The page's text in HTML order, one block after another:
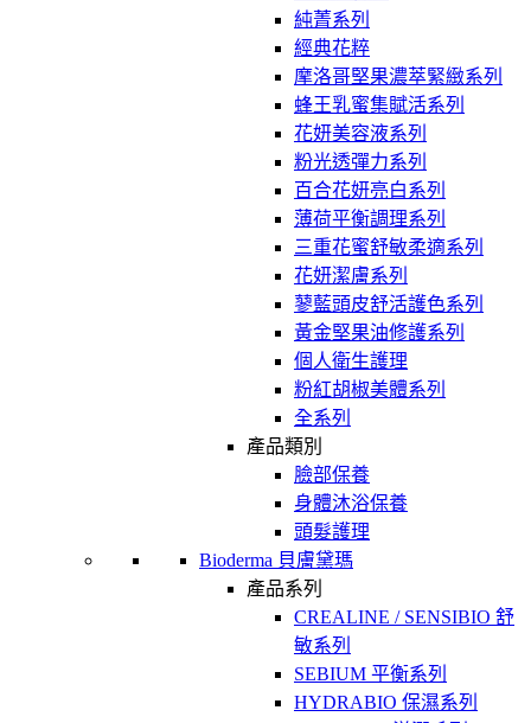
純菁系列
經典花粹
摩洛哥堅果濃萃緊緻系列
蜂王乳蜜集賦活系列
花妍美容液系列
粉光透彈力系列
百合花妍亮白系列
薄荷平衡調理系列
三重花蜜舒敏柔適系列
花妍潔膚系列
蓼藍頭皮舒活護色系列
黃金堅果油修護系列
個人衛生護理
粉紅胡椒美體系列
全系列
產品類別
臉部保養
身體沐浴保養
頭髮護理
Bioderma 貝膚黛瑪
產品系列
CREALINE / SENSIBIO 舒
敏系列
SEBIUM 平衡系列
HYDRABIO 保濕系列